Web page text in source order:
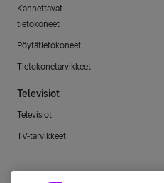
Kannettavat
tietokoneet
Pöytätietokoneet
Tietokonetarvikkeet
Televisiot
Televisiot
TV-tarvikkeet